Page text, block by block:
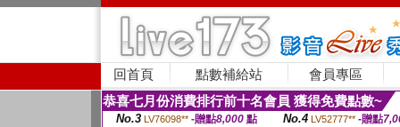
回首頁 點數補給站 會員專區
恭喜七月份消費排行前十名會員 獲得免費點數~
No.3 LV76098** -贈點8,000點 No.4 LV52777** -贈點